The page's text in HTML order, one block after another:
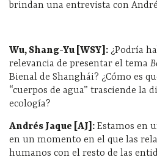
brindan una entrevista con
Wu, Shang-Yu [WSY]: ¿Podría
relevancia de presentar el tema
Bienal de Shanghái? ¿Cómo es
“cuerpos de agua” trasciende la
ecología?
Andrés Jaque [AJ]: Estamos en
en un momento en el que las
humanos con el resto de las